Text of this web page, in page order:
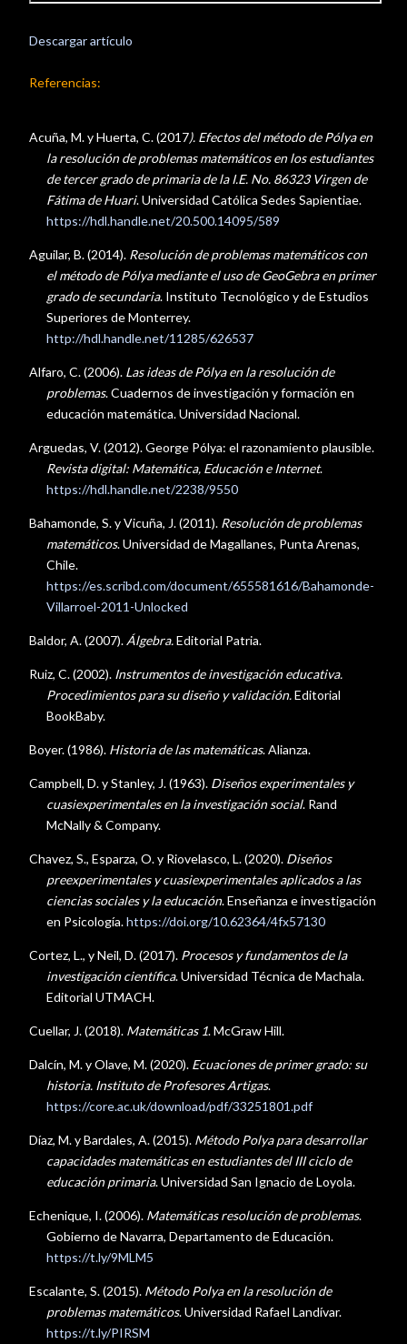
Descargar artículo
Referencias:
Acuña, M. y Huerta, C. (2017). Efectos del método de Pólya en
la resolución de problemas matemáticos en los estudiantes
de tercer grado de primaria de la I.E. No. 86323 Virgen de
Fátima de Huari. Universidad Católica Sedes Sapientiae.
https://hdl.handle.net/20.500.14095/589
Aguilar, B. (2014). Resolución de problemas matemáticos con
el método de Pólya mediante el uso de GeoGebra en primer
grado de secundaria. Instituto Tecnológico y de Estudios
Superiores de Monterrey.
http://hdl.handle.net/11285/626537
Alfaro, C. (2006). Las ideas de Pólya en la resolución de
problemas. Cuadernos de investigación y formación en
educación matemática. Universidad Nacional.
Arguedas, V. (2012). George Pólya: el razonamiento plausible.
Revista digital: Matemática, Educación e Internet.
https://hdl.handle.net/2238/9550
Bahamonde, S. y Vicuña, J. (2011). Resolución de problemas
matemáticos. Universidad de Magallanes, Punta Arenas,
Chile.
https://es.scribd.com/document/655581616/Bahamonde-
Villarroel-2011-Unlocked
Baldor, A. (2007). Álgebra.Editorial Patria.
Ruiz, C. (2002). Instrumentos de investigación educativa.
Procedimientos para su diseño y validación.Editorial
BookBaby.
Boyer. (1986). Historia de las matemáticas. Alianza.
Campbell, D. y Stanley, J. (1963). Diseños experimentales y
cuasiexperimentales en la investigación social. Rand
McNally & Company.
Chavez, S., Esparza, O. y Riovelasco, L. (2020). Diseños
preexperimentales y cuasiexperimentales aplicados a las
ciencias sociales y la educación. Enseñanza e investigación
en Psicología.https://doi.org/10.62364/4fx57130
Cortez, L., y Neil, D. (2017). Procesos y fundamentos de la
investigación científica. Universidad Técnica de Machala.
Editorial UTMACH.
Cuellar, J. (2018). Matemáticas 1. McGraw Hill.
Dalcín, M. y Olave, M. (2020). Ecuaciones de primer grado: su
historia. Instituto de Profesores Artigas.
https://core.ac.uk/download/pdf/33251801.pdf
Díaz, M. y Bardales, A. (2015). Método Polya para desarrollar
capacidades matemáticas en estudiantes del III ciclo de
educación primaria. Universidad San Ignacio de Loyola.
Echenique, I. (2006). Matemáticas resolución de problemas.
Gobierno de Navarra, Departamento de Educación.
https://t.ly/9MLM5
Escalante, S. (2015). Método Polya en la resolución de
problemas matemáticos. Universidad Rafael Landívar.
https://t.ly/PIRSM